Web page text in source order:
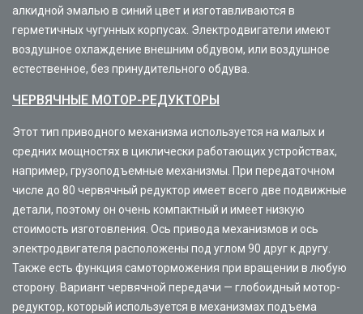
алкидной эмалью в синий цвет и изготавливаются в
герметичных чугунных корпусах. Электродвигатели имеют
воздушное охлаждение внешним обдувом, или воздушное
естественное, без принудительного обдува.
ЧЕРВЯЧНЫЕ МОТОР-РЕДУКТОРЫ
Этот тип приводного механизма используется на малых и
средних мощностях в циклически работающих устройствах,
например, грузоподъемные механизмы. При передаточном
числе до 80 червячный редуктор имеет всего две подвижные
детали, поэтому он очень компактный и имеет низкую
стоимость изготовления. Ось привода механизмов и ось
электродвигателя расположены под углом 90 друг к другу.
Также есть функция самоторможения при вращении в любую
сторону. Вариант червячной передачи — глобоидный мотор-
редуктор, который используется в механизмах подъема